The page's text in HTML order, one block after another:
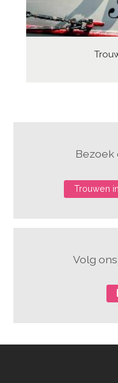
Bezoek
Trouwen
Volg